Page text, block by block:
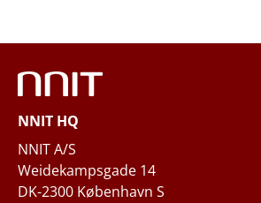
NNIT HQ
NNIT A/S
Weidekampsgade 14
DK-2300 København S